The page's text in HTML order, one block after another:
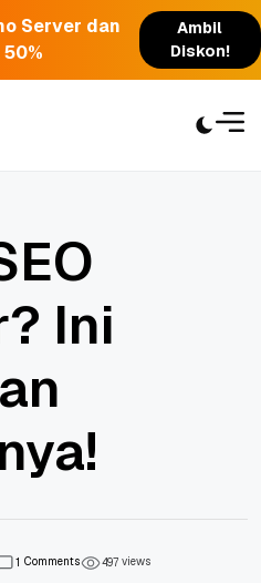
Server dan
Ambil
Diskon!
Ini
1 Comments 497views